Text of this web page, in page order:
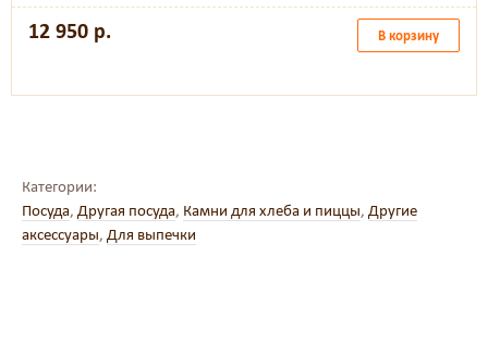
12 950 р. В корзину
Категории:
Посуда, Другая посуда, Камни для хлеба и пиццы, Другие
аксессуары, Для выпечки